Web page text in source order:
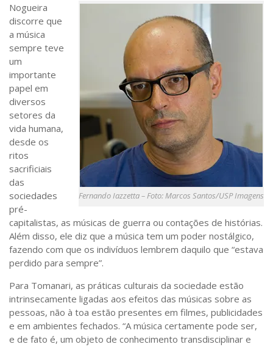
Fernando Iazzetta – Foto: Marcos Santos/USP Imagens
Nogueira
discorre que
a música
sempre teve
um
importante
papel em
diversos
setores da
vida humana,
desde os
ritos
sacrificiais
das
sociedades
pré-
capitalistas, as músicas de guerra ou contações de histórias.
Além disso, ele diz que a música tem um poder nostálgico,
fazendo com que os indivíduos lembrem daquilo que “estava
perdido para sempre”.
Para Tomanari, as práticas culturais da sociedade estão
intrinsecamente ligadas aos efeitos das músicas sobre as
pessoas, não à toa estão presentes em filmes, publicidades
e em ambientes fechados. “A música certamente pode ser,
e de fato é, um objeto de conhecimento transdisciplinar e